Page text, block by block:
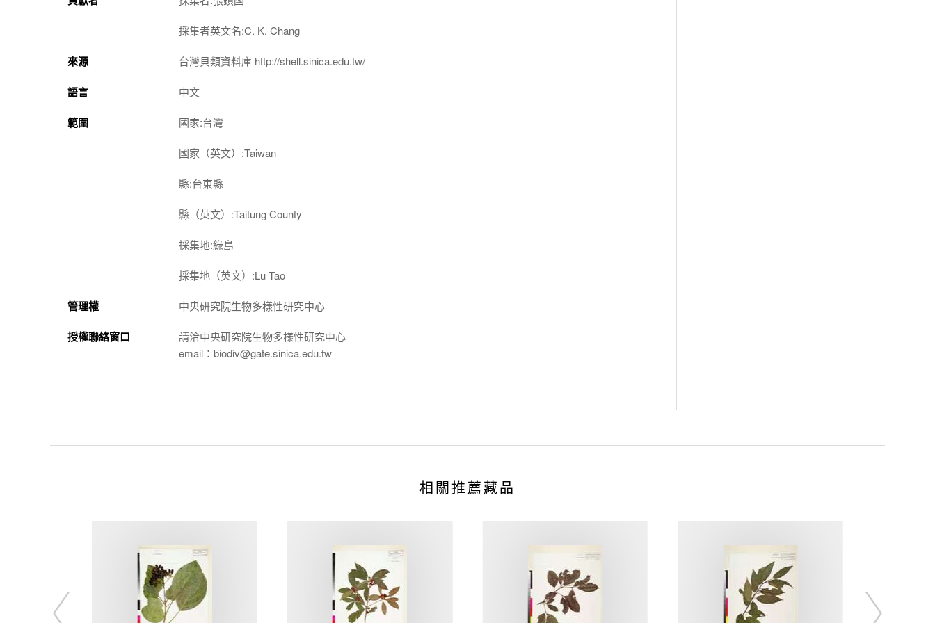
採集者英文名:C. K. Chang
來源 台灣貝類資料庫 http://shell.sinica.edu.tw/
語言 中文
範圍 國家:台灣
國家（英文）:Taiwan
縣:台東縣
縣（英文）:Taitung County
採集地:綠島
採集地（英文）:Lu Tao
管理權 中央研究院生物多樣性研究中心
授權聯絡窗口
請洽中央研究院生物多樣性研究中心
email：biodiv@gate.sinica.edu.tw
相關推薦藏品